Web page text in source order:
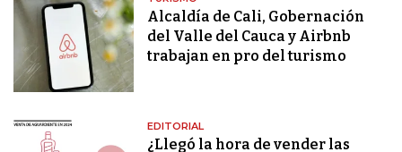
Alcaldía de Cali, Gobernación
del Valle del Cauca y Airbnb
trabajan en pro del turismo
EDITORIAL
¿Llegó la hora de vender las